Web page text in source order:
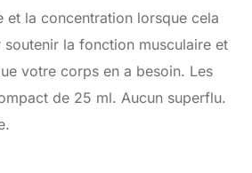
et la concentration lorsque cela
soutenir la fonction musculaire et
votre corps en a besoin. Les
de 25 ml. Aucun superflu.